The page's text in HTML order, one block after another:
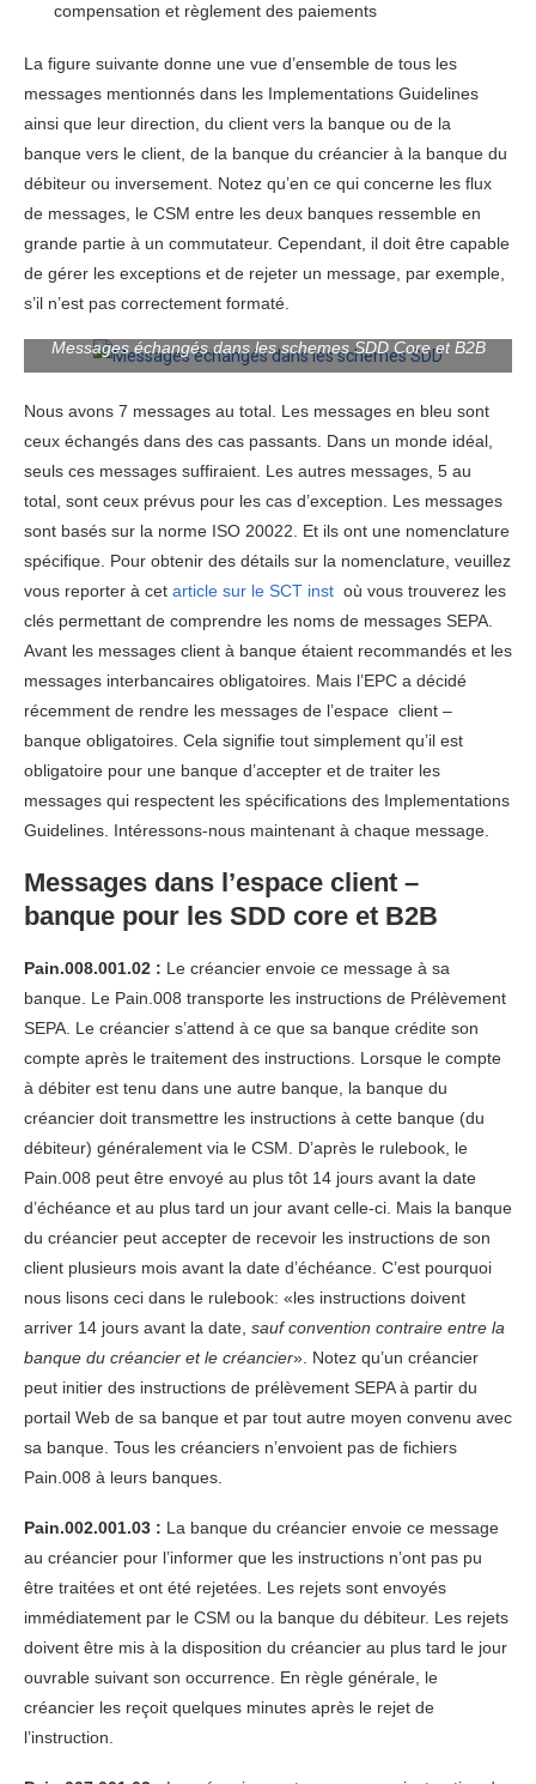
compensation et règlement des paiements
La figure suivante donne une vue d’ensemble de tous les
messages mentionnés dans les Implementations Guidelines
ainsi que leur direction, du client vers la banque ou de la
banque vers le client, de la banque du créancier à la banque du
débiteur ou inversement. Notez qu’en ce qui concerne les flux
de messages, le CSM entre les deux banques ressemble en
grande partie à un commutateur. Cependant, il doit être capable
de gérer les exceptions et de rejeter un message, par exemple,
s’il n’est pas correctement formaté.
Messages échangés dans les schemes SDD Core et B2B
Nous avons 7 messages au total. Les messages en bleu sont
ceux échangés dans des cas passants. Dans un monde idéal,
seuls ces messages suffiraient. Les autres messages, 5 au
total, sont ceux prévus pour les cas d’exception. Les messages
sont basés sur la norme ISO 20022. Et ils ont une nomenclature
spécifique. Pour obtenir des détails sur la nomenclature, veuillez
vous reporter à cet article sur le SCT inst où vous trouverez les
clés permettant de comprendre les noms de messages SEPA.
Avant les messages client à banque étaient recommandés et les
messages interbancaires obligatoires. Mais l’EPC a décidé
récemment de rendre les messages de l’espace client –
banque obligatoires. Cela signifie tout simplement qu’il est
obligatoire pour une banque d’accepter et de traiter les
messages qui respectent les spécifications des Implementations
Guidelines. Intéressons-nous maintenant à chaque message.
Messages dans l’espace client –
banque pour les SDD core et B2B
Pain.008.001.02 : Le créancier envoie ce message à sa
banque. Le Pain.008 transporte les instructions de Prélèvement
SEPA. Le créancier s’attend à ce que sa banque crédite son
compte après le traitement des instructions. Lorsque le compte
à débiter est tenu dans une autre banque, la banque du
créancier doit transmettre les instructions à cette banque (du
débiteur) généralement via le CSM. D’après le rulebook, le
Pain.008 peut être envoyé au plus tôt 14 jours avant la date
d’échéance et au plus tard un jour avant celle-ci. Mais la banque
du créancier peut accepter de recevoir les instructions de son
client plusieurs mois avant la date d’échéance. C’est pourquoi
nous lisons ceci dans le rulebook: «les instructions doivent
arriver 14 jours avant la date, sauf convention contraire entre la
banque du créancier et le créancier». Notez qu’un créancier
peut initier des instructions de prélèvement SEPA à partir du
portail Web de sa banque et par tout autre moyen convenu avec
sa banque. Tous les créanciers n’envoient pas de fichiers
Pain.008 à leurs banques.
Pain.002.001.03 : La banque du créancier envoie ce message
au créancier pour l’informer que les instructions n’ont pas pu
être traitées et ont été rejetées. Les rejets sont envoyés
immédiatement par le CSM ou la banque du débiteur. Les rejets
doivent être mis à la disposition du créancier au plus tard le jour
ouvrable suivant son occurrence. En règle générale, le
créancier les reçoit quelques minutes après le rejet de
l’instruction.